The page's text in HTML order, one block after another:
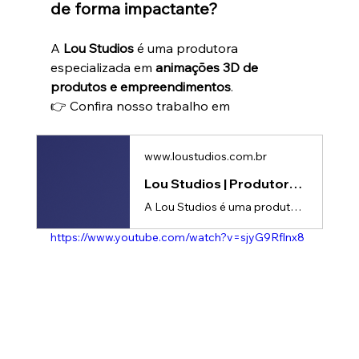
de forma impactante?
A Lou Studios é uma produtora
especializada em animações 3D de
produtos e empreendimentos.
👉 Confira nosso trabalho em
www.loustudios.com.br
Lou Studios | Produtora de vídeos
A Lou Studios é uma produtora de vídeos, especializada em motion design, animação 2D e 3D. Temos o vídeo certo para suas redes sociais!
https://www.youtube.com/watch?v=sjyG9Rflnx8